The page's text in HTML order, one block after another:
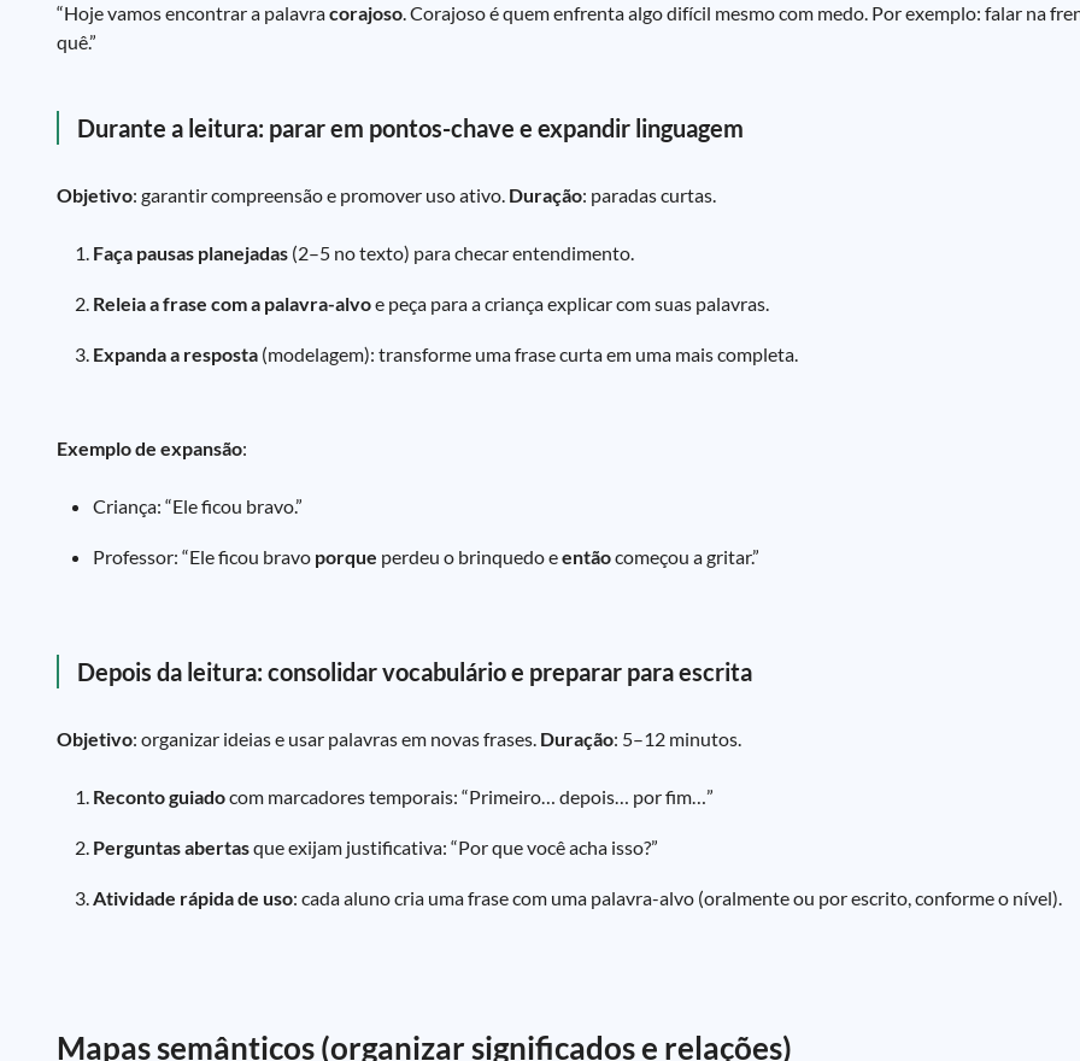
“Hoje vamos encontrar a palavracorajoso. Corajoso é quem enfrenta algo difícil mesmo com medo. Por exemplo: falar na
quê.”
Durante a leitura: parar em pontos-chave e expandir linguagem
Objetivo: garantir compreensão e promover uso ativo. Duração: paradas curtas.
Faça pausas planejadas (2–5 no texto) para checar entendimento.
Releia a frase com a palavra-alvoe peça para a criança explicar com suas palavras.
Expanda a resposta (modelagem): transforme uma frase curta em uma mais completa.
Exemplo de expansão:
Criança: “Ele ficou bravo.”
Professor: “Ele ficou bravo porque perdeu o brinquedo eentãocomeçou a gritar.”
Depois da leitura: consolidar vocabulário e preparar para escrita
Objetivo: organizar ideias e usar palavras em novas frases. Duração: 5–12 minutos.
Reconto guiadocom marcadores temporais: “Primeiro… depois… por fim…”
Perguntas abertasque exijam justificativa: “Por que você acha isso?”
Atividade rápida de uso: cada aluno cria uma frase com uma palavra-alvo (oralmente ou por escrito, conforme o nível).
Mapas semânticos (organizar significados e relações)